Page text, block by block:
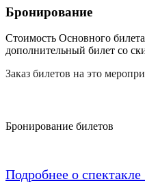
Бронирование
Стоимость Основного
дополнительный билет со
Заказ билетов на это
Бронирование билетов
Подробнее о спектакле